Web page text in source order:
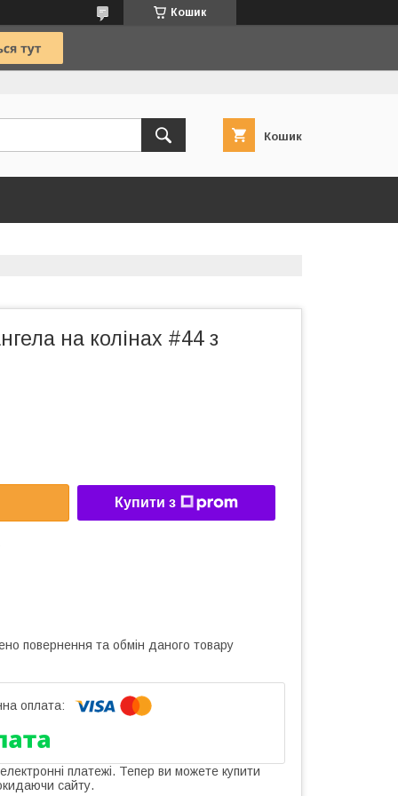
Кошик
Кошик
на колінах #44 з
Купити з
повернення та обмін даного товару
платежі. Тепер ви можете купити
сайту.